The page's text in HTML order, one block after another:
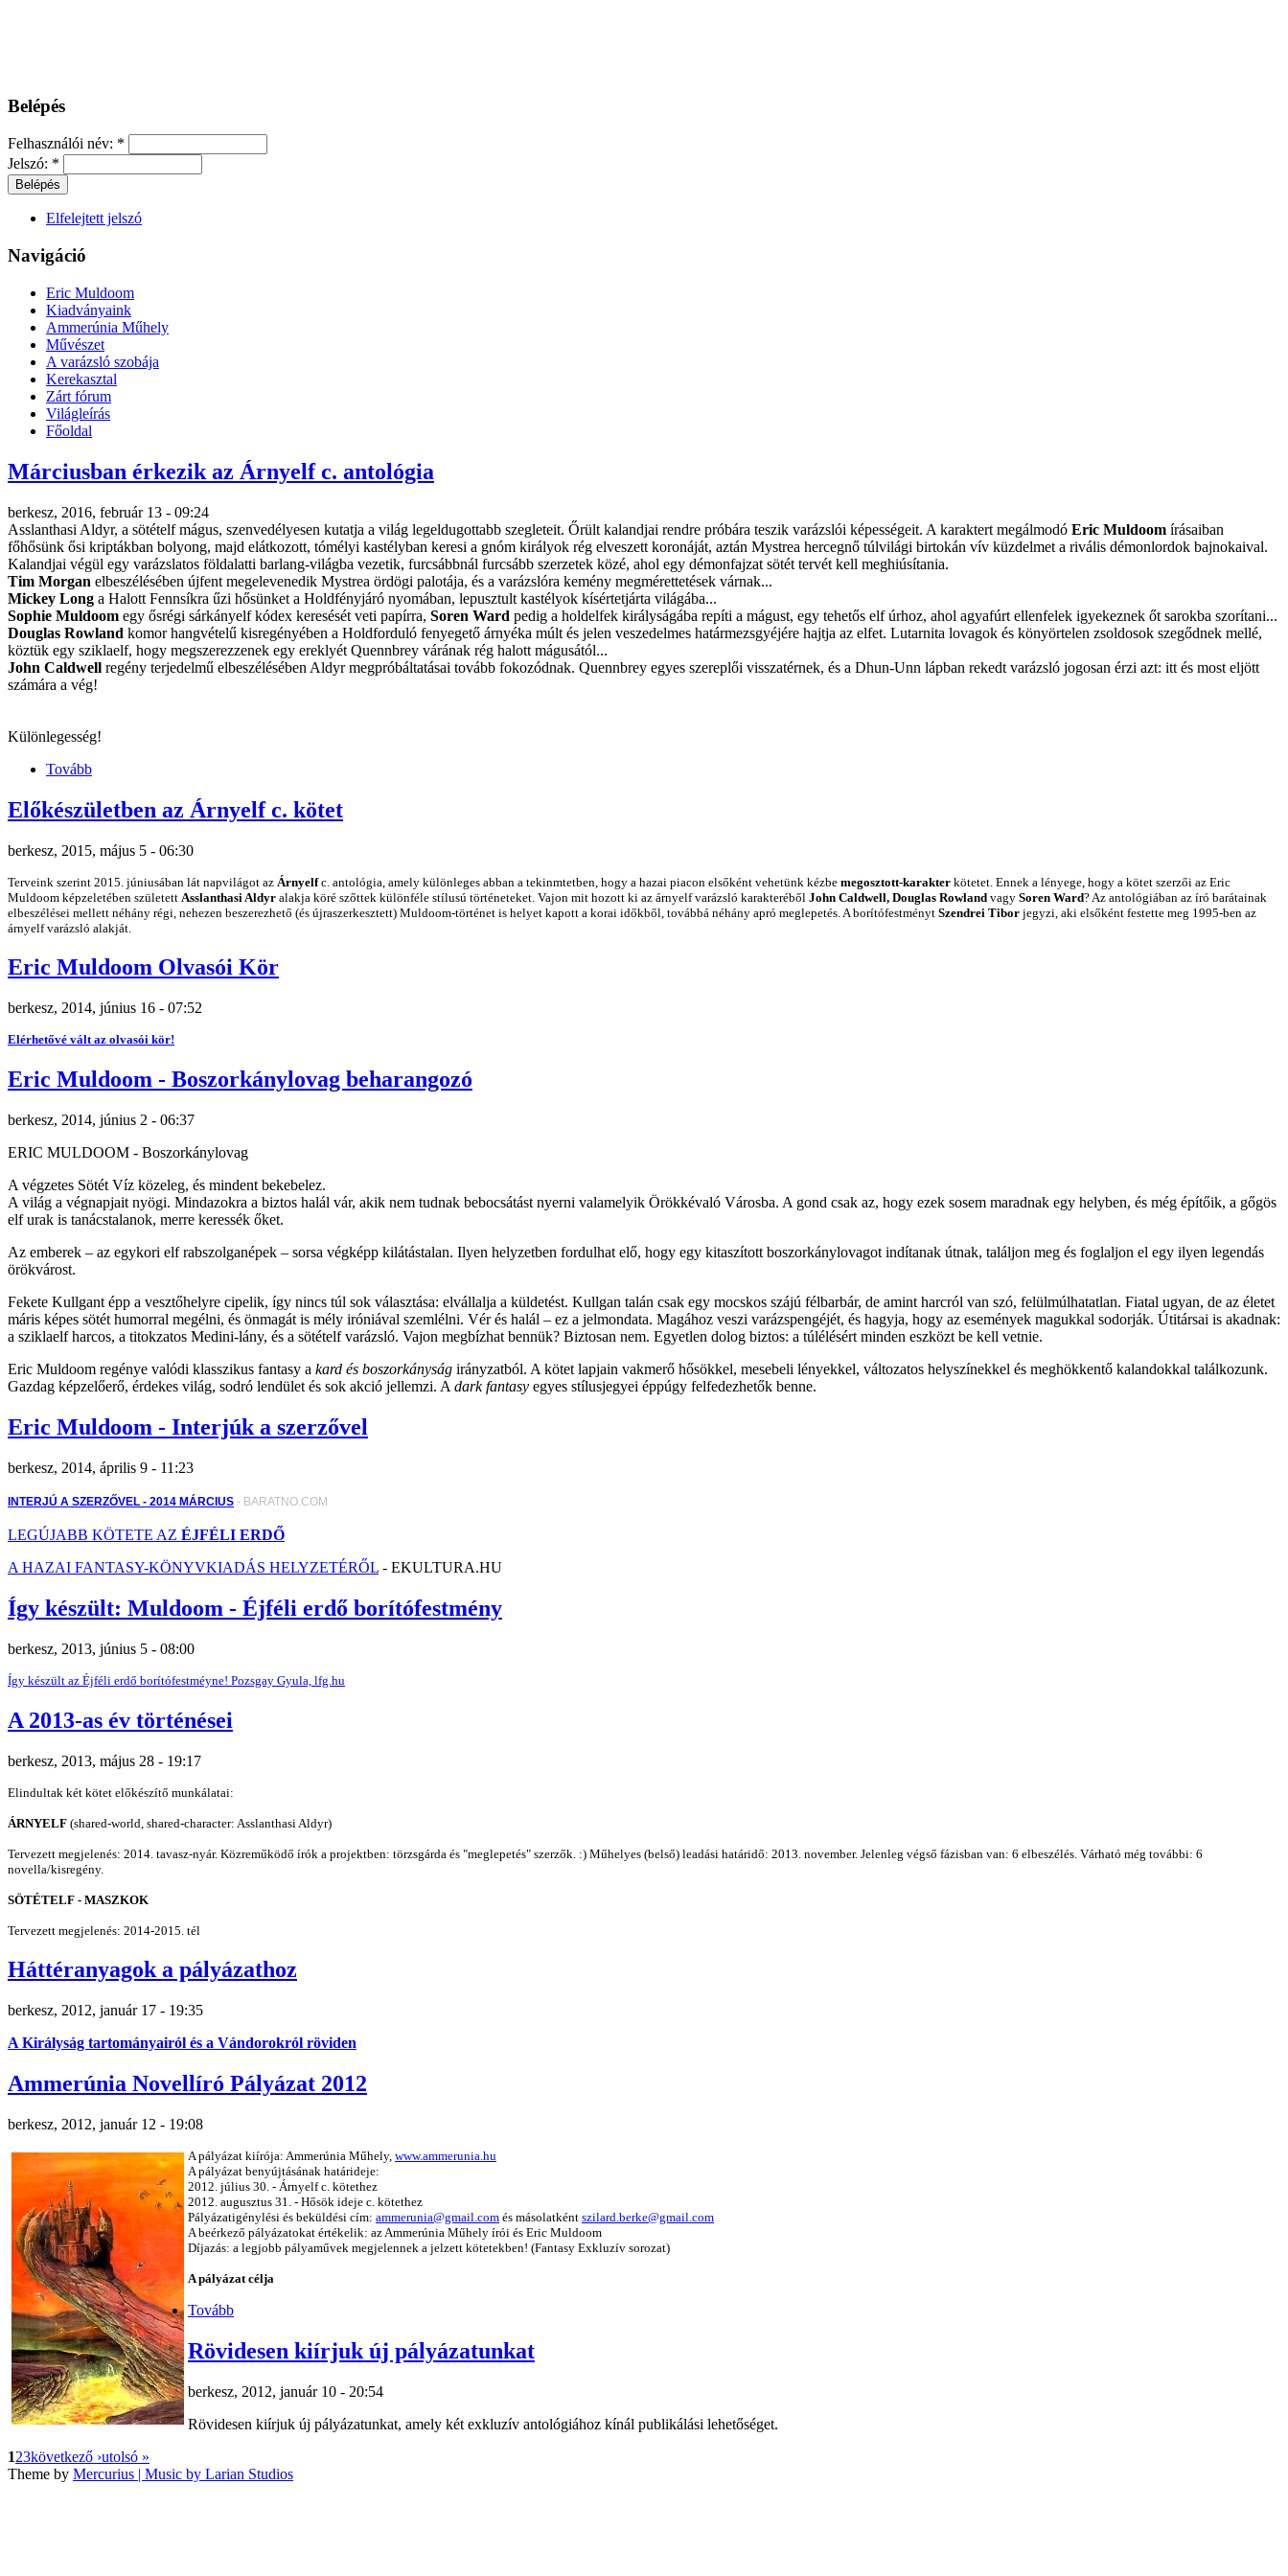
Belépés
Felhasználói név: *
Jelszó: *
Elfelejtett jelszó
Navigáció
Eric Muldoom
Kiadványaink
Ammerúnia Műhely
Művészet
A varázsló szobája
Kerekasztal
Zárt fórum
Világleírás
Főoldal
Márciusban érkezik az Árnyelf c. antológia
berkesz, 2016, február 13 - 09:24
Asslanthasi Aldyr, a sötételf mágus, szenvedélyesen kutatja a világ legeldugottabb szegleteit. Őrült kalandjai rendre próbára teszik varázslói képességeit. A karaktert megálmodó Eric Muldoom írásaiban
főhősünk ősi kriptákban bolyong, majd elátkozott, tómélyi kastélyban keresi a gnóm királyok rég elveszett koronáját, aztán Mystrea hercegnő túlvilági birtokán vív küzdelmet a rivális démonlordok bajnokaival.
Kalandjai végül egy varázslatos földalatti barlang-világba vezetik, furcsábbnál furcsább szerzetek közé, ahol egy démonfajzat sötét tervét kell meghiúsítania.
Tim Morgan elbeszélésében újfent megelevenedik Mystrea ördögi palotája, és a varázslóra kemény megmérettetések várnak...
Mickey Long a Halott Fennsíkra űzi hősünket a Holdfényjáró nyomában, lepusztult kastélyok kísértetjárta világába...
Sophie Muldoom egy ősrégi sárkányelf kódex keresését veti papírra, Soren Ward pedig a holdelfek királyságába repíti a mágust, egy tehetős elf úrhoz, ahol agyafúrt ellenfelek igyekeznek őt sarokba szorítani...
Douglas Rowland komor hangvételű kisregényében a Holdforduló fenyegető árnyéka múlt és jelen veszedelmes határmezsgyéjére hajtja az elfet. Lutarnita lovagok és könyörtelen zsoldosok szegődnek mellé,
köztük egy sziklaelf, hogy megszerezzenek egy ereklyét Quennbrey várának rég halott mágusától...
John Caldwell regény terjedelmű elbeszélésében Aldyr megpróbáltatásai tovább fokozódnak. Quennbrey egyes szereplői visszatérnek, és a Dhun-Unn lápban rekedt varázsló jogosan érzi azt: itt és most eljött
számára a vég!
Különlegesség!
Tovább
Előkészületben az Árnyelf c. kötet
berkesz, 2015, május 5 - 06:30
Terveink szerint 2015. júniusában lát napvilágot az Árnyelfc. antológia, amely különleges abban a tekinmtetben, hogy a hazai piacon elsőként vehetünk kézbe megosztott-karakter kötetet. Ennek a lényege, hogy a kötet szerzői az Eric
Muldoom képzeletében született Asslanthasi Aldyr alakja köré szőttek különféle stílusú történeteket. Vajon mit hozott ki az árnyelf varázsló karakteréből John Caldwell, Douglas Rowland vagy Soren Ward? Az antológiában az író barátainak
elbeszélései mellett néhány régi, nehezen beszerezhető (és újraszerkesztett) Muldoom-történet is helyet kapott a korai időkből, továbbá néhány apró meglepetés. A borítófestményt Szendrei Tibor jegyzi, aki elsőként festette meg 1995-ben az
árnyelf varázsló alakját.
Eric Muldoom Olvasói Kör
berkesz, 2014, június 16 - 07:52
Elérhetővé vált az olvasói kör!
Eric Muldoom - Boszorkánylovag beharangozó
berkesz, 2014, június 2 - 06:37
ERIC MULDOOM - Boszorkánylovag
A végzetes Sötét Víz közeleg, és mindent bekebelez.
A világ a végnapjait nyögi. Mindazokra a biztos halál vár, akik nem tudnak bebocsátást nyerni valamelyik Örökkévaló Városba. A gond csak az, hogy ezek sosem maradnak egy helyben, és még építőik, a gőgös
elf urak is tanácstalanok, merre keressék őket.
Az emberek – az egykori elf rabszolganépek – sorsa végképp kilátástalan. Ilyen helyzetben fordulhat elő, hogy egy kitaszított boszorkánylovagot indítanak útnak, találjon meg és foglaljon el egy ilyen legendás
örökvárost.
Fekete Kullgant épp a vesztőhelyre cipelik, így nincs túl sok választása: elvállalja a küldetést. Kullgan talán csak egy mocskos szájú félbarbár, de amint harcról van szó, felülmúlhatatlan. Fiatal ugyan, de az életet
máris képes sötét humorral megélni, és önmagát is mély iróniával szemlélni. Vér és halál – ez a jelmondata. Magához veszi varázspengéjét, és hagyja, hogy az események magukkal sodorják. Útitársai is akadnak:
a sziklaelf harcos, a titokzatos Medini-lány, és a sötételf varázsló. Vajon megbízhat bennük? Biztosan nem. Egyetlen dolog biztos: a túlélésért minden eszközt be kell vetnie.
Eric Muldoom regénye valódi klasszikus fantasy a kard és boszorkányság irányzatból. A kötet lapjain vakmerő hősökkel, mesebeli lényekkel, változatos helyszínekkel és meghökkentő kalandokkal találkozunk.
Gazdag képzelőerő, érdekes világ, sodró lendület és sok akció jellemzi. A dark fantasy egyes stílusjegyei éppúgy felfedezhetők benne.
Eric Muldoom - Interjúk a szerzővel
berkesz, 2014, április 9 - 11:23
INTERJÚ A SZERZŐVEL - 2014 MÁRCIUS - BARATNO.COM
LEGÚJABB KÖTETE AZ ÉJFÉLI ERDŐ
A HAZAI FANTASY-KÖNYVKIADÁS HELYZETÉRŐL - EKULTURA.HU
Így készült: Muldoom - Éjféli erdő borítófestmény
berkesz, 2013, június 5 - 08:00
Így készült az Éjféli erdő borítófestméyne! Pozsgay Gyula, lfg.hu
A 2013-as év történései
berkesz, 2013, május 28 - 19:17
Elindultak két kötet előkészítő munkálatai:
ÁRNYELF (shared-world, shared-character: Asslanthasi Aldyr)
Tervezett megjelenés: 2014. tavasz-nyár. Közreműködő írók a projektben: törzsgárda és "meglepetés" szerzők. :) Műhelyes (belső) leadási határidő: 2013. november. Jelenleg végső fázisban van: 6 elbeszélés. Várható még további: 6
novella/kisregény.
SÖTÉTELF - MASZKOK
Tervezett megjelenés: 2014-2015. tél
Háttéranyagok a pályázathoz
berkesz, 2012, január 17 - 19:35
A Királyság tartományairól és a Vándorokról röviden
Ammerúnia Novellíró Pályázat 2012
berkesz, 2012, január 12 - 19:08
A pályázat kiírója: Ammerúnia Műhely, www.ammerunia.hu
A pályázat benyújtásának határideje:
2012. július 30. - Árnyelf c. kötethez
2012. augusztus 31. - Hősök ideje c. kötethez
Pályázatigénylési és beküldési cím: ammerunia@gmail.com és másolatként szilard.berke@gmail.com
A beérkező pályázatokat értékelik: az Ammerúnia Műhely írói és Eric Muldoom
Díjazás: a legjobb pályaművek megjelennek a jelzett kötetekben! (Fantasy Exkluzív sorozat)
A pályázat célja
Tovább
Rövidesen kiírjuk új pályázatunkat
berkesz, 2012, január 10 - 20:54
Rövidesen kiírjuk új pályázatunkat, amely két exkluzív antológiához kínál publikálási lehetőséget.
123következő ›utolsó »
Theme by Mercurius | Music by Larian Studios